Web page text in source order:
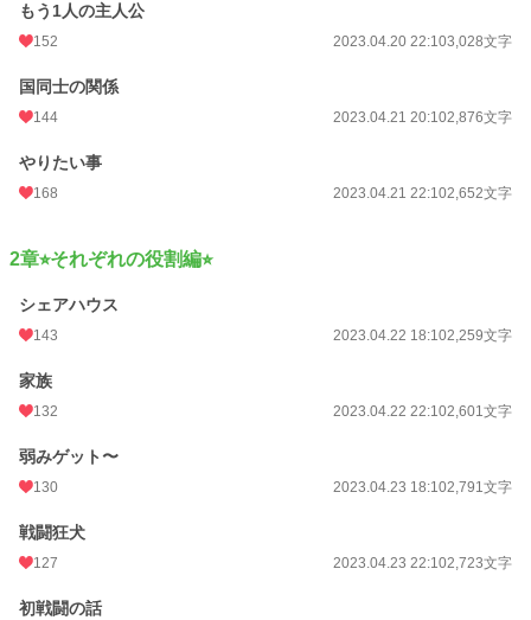
もう1人の主人公
152 2023.04.20 22:103,028文字
国同士の関係
144 2023.04.21 20:102,876文字
やりたい事
168 2023.04.21 22:102,652文字
2章⭐︎それぞれの役割編⭐︎
シェアハウス
143 2023.04.22 18:102,259文字
家族
132 2023.04.22 22:102,601文字
弱みゲット〜
130 2023.04.23 18:102,791文字
戦闘狂犬
127 2023.04.23 22:102,723文字
初戦闘の話